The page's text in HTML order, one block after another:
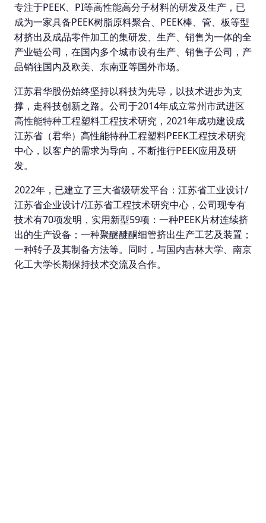
专注于PEEK、PI等高性能高分子材料的研发及生产，已
成为一家具备PEEK树脂原料聚合、PEEK棒、管、板等型
材挤出及成品零件加工的集研发、生产、销售为一体的全
产业链公司，在国内多个城市设有生产、销售子公司，产
品销往国内及欧美、东南亚等国外市场。
江苏君华股份始终坚持以科技为先导，以技术进步为支
撑，走科技创新之路。公司于2014年成立常州市武进区
高性能特种工程塑料工程技术研究，2021年成功建设成
江苏省（君华）高性能特种工程塑料PEEK工程技术研究
中心，以客户的需求为导向，不断推行PEEK应用及研
发。
2022年，已建立了三大省级研发平台：江苏省工业设计/
江苏省企业设计/江苏省工程技术研究中心，公司现专有
技术有70项发明，实用新型59项：一种PEEK片材连续挤
出的生产设备；一种聚醚醚酮细管挤出生产工艺及装置；
一种转子及其制备方法等。同时，与国内吉林大学、南京
化工大学长期保持技术交流及合作。